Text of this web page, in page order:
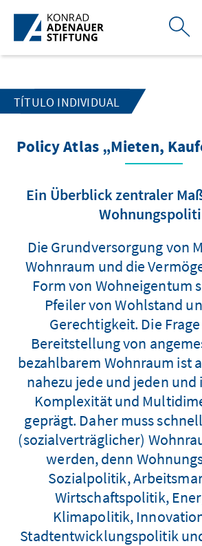
Saltar al contenido principal
TÍTULO INDIVIDUAL
Policy Atlas „Mieten,
Ein Überblick zentraler
Die Grundversorgung von
Wohnraum und die
Form von Wohneigentum
Pfeiler von Wohlstand
Gerechtigkeit. Die
Bereitstellung von
bezahlbarem Wohnraum ist
nahezu jede und jeden
Komplexität und
geprägt. Daher muss
(sozialverträglicher)
werden, denn
Sozialpolitik,
Wirtschaftspolitik,
Klimapolitik,
Stadtentwicklungspolitik